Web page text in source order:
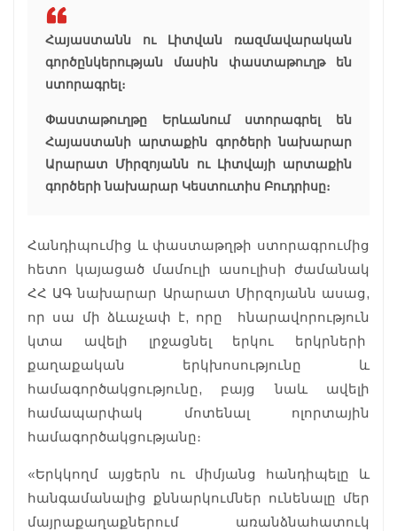
Հայաստանն ու Լիտվան ռազմավարական
գործընկերության մասին փաստաթուղթ են
ստորագրել։
Փաստաթուղթը Երևանում ստորագրել են
Հայաստանի արտաքին գործերի նախարար
Արարատ Միրզոյանն ու Լիտվայի արտաքին
գործերի նախարար Կեստուտիս Բուդրիսը։
Հանդիպումից և փաստաթղթի ստորագրումից
հետո կայացած մամուլի ասուլիսի ժամանակ
ՀՀ ԱԳ նախարար Արարատ Միրզոյանն ասաց,
որ սա մի ձևաչափ է, որը հնարավորություն
կտա ավելի լրջացնել երկու երկրների
քաղաքական երկխոսությունը և
համագործակցությունը, բայց նաև ավելի
համապարփակ մոտենալ ոլորտային
համագործակցությանը։
«Երկկողմ այցերն ու միմյանց հանդիպելը և
հանգամանալից քննարկումներ ունենալը մեր
մայրաքաղաքներում առանձնահատուկ